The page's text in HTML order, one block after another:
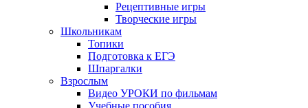
Рецептивные игры
Творческие игры
Школьникам
Топики
Подготовка к ЕГЭ
Шпаргалки
Взрослым
Видео УРОКИ по фильмам
Учебные пособия